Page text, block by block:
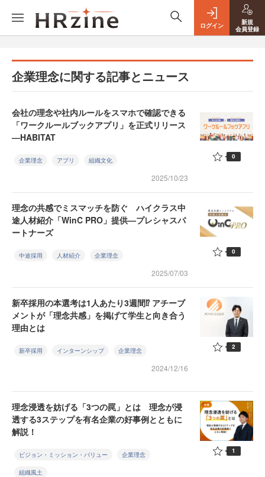
ログイン
新規
会員登録
企業理念に関する記事とニュース
会社の理念や社内ルールをスマホで確認できる
「ワークルールブックアプリ」を正式リリース
—HABITAT
企業理念 アプリ 組織文化
2025/10/23
0
理念の共感でミスマッチを防ぐ ハイクラス中
途人材紹介「WinC PRO」提供—プレシャスパ
ートナーズ
中途採用 人材紹介 企業理念
2025/07/03
0
新卒採用の本選考は1人あたり3週間⁉ アチーブ
メントが「理念共感」を掲げて学生と向き合う
理由とは
新卒採用 インターンシップ 企業理念
2024/12/16
2
理念浸透を妨げる「3つの罠」とは 理念が浸
透する3ステップを有名企業の好事例とともに
解説！
ビジョン・ミッション・バリュー 企業理念
組織風土
1